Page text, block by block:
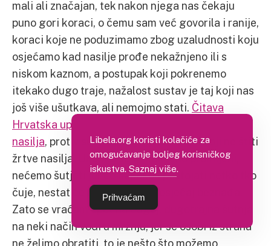
mali ali značajan, tek nakon njega nas čekaju
puno gori koraci, o čemu sam već govorila i ranije,
koraci koje ne poduzimamo zbog uzaludnosti koju
osjećamo kad nasilje prođe nekažnjeno ili s
niskom kaznom, a postupak koji pokrenemo
itekako dugo traje, nažalost sustav je taj koji nas
još više ušutkava, ali nemojmo stati. Čitava
Hrvatska upravo se diže na noge u borbi protiv
nasilja, protiv sustava koji je zakazao i koji ne štiti
žrtve nasilja. Ukoliko se to konačno promijeni,
nećemo šutjeti jer će napokon postojati netko tko
čuje, nestat će nepovjerenje i osjećaj beznađa.
Zato se vraćam opet na odgoj, dugotrajna šutnja
na neki način vodi u mržnju, jer se osobi iz straha
ne želimo obratiti, to je nešto što možemo
Libela.org koristi kolačiće za
omogućavanje boljeg korisničkog
iskustva. Saznaj više.
Prihvaćam